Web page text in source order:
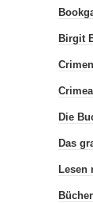
Birgit
Die
Das
Lesen